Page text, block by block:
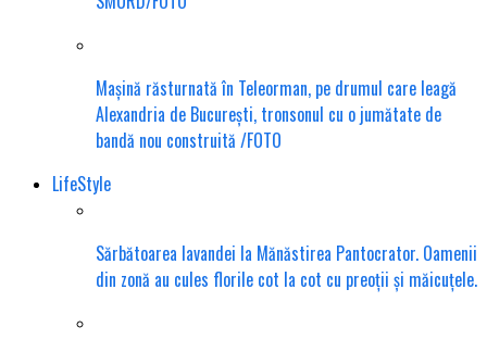
Mașină răsturnată în Teleorman, pe drumul care leagă
Alexandria de București, tronsonul cu o jumătate de
bandă nou construită /FOTO
LifeStyle
Sărbătoarea lavandei la Mănăstirea Pantocrator. Oamenii
din zonă au cules florile cot la cot cu preoții și măicuțele.